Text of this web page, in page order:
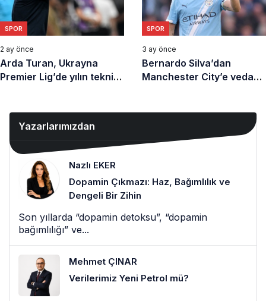
SPOR
2 ay önce
Arda Turan, Ukrayna
Premier Lig’de yılın teknik
SPOR
3 ay önce
Bernardo Silva’dan
Manchester City’e veda
Yazarlarımızdan
Nazlı EKER
Dopamin Çıkmazı: Haz, Bağımlılık ve
Dengeli Bir Zihin
Son yıllarda “dopamin detoksu”, “dopamin
bağımlılığı” ve...
Mehmet ÇINAR
Verilerimiz Yeni Petrol mü?